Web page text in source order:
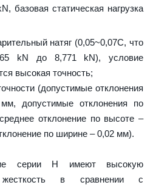
базовая статическая нагрузка
натяг (0,05~0,07C, что
kN до 8,771 kN), условие
высокая точность;
(допустимые отклонения
допустимые отклонения по
отклонение по высоте –
по ширине – 0,02 мм).
серии H имеют высокую
жесткость в сравнении с